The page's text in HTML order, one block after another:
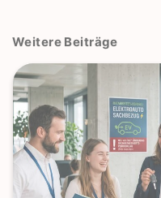
Weitere Beiträge